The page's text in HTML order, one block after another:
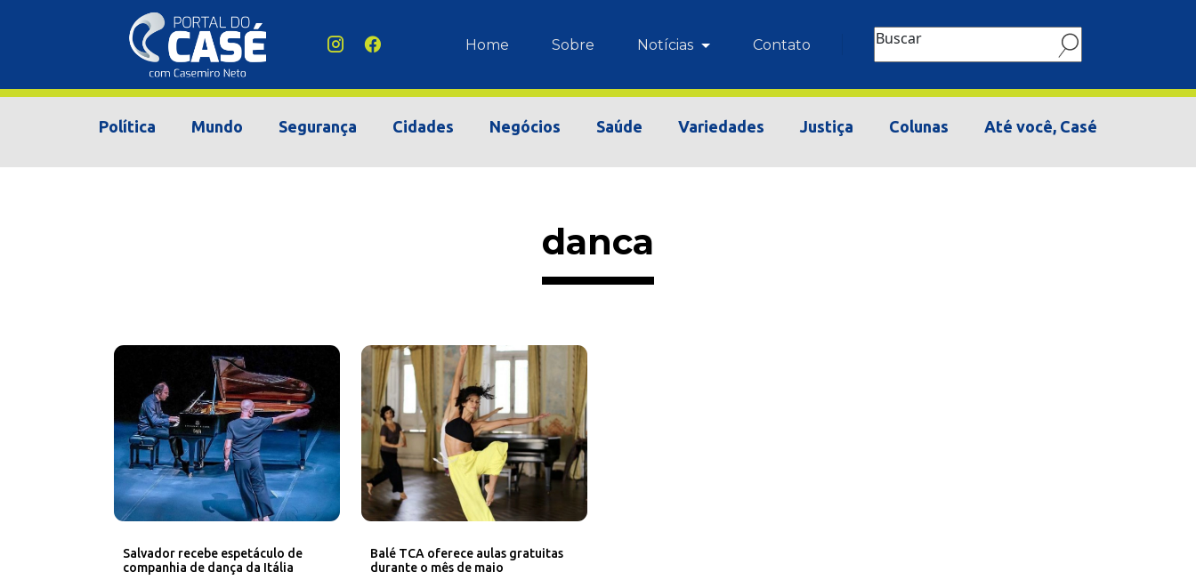
Home Sobre Notícias Contato Buscar
Política Mundo Segurança Cidades Negócios Saúde Variedades Justiça Colunas Até você, Casé
danca
Salvador recebe espetáculo de
companhia de dança da Itália
Balé TCA oferece aulas gratuitas
durante o mês de maio